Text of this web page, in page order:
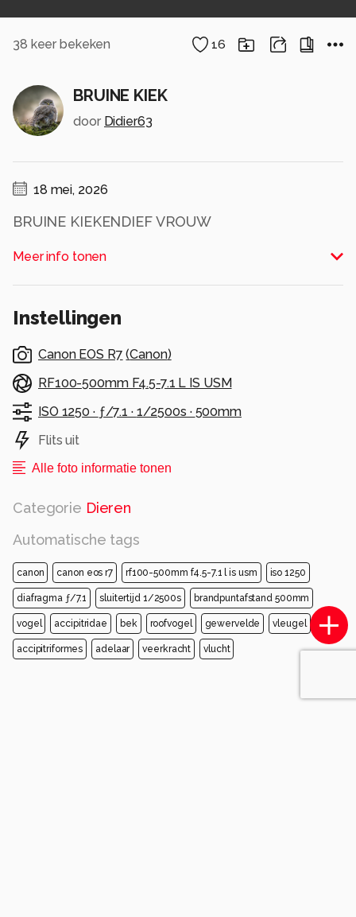
38 keer bekeken 16
BRUINE KIEK
door Didier63
18 mei, 2026
BRUINE KIEKENDIEF VROUW
Alle rechten voorbehouden
Meer info tonen
Instellingen
Canon EOS R7 (Canon)
RF100-500mm F4.5-7.1 L IS USM
ISO 1250 · ƒ/7.1 · 1/2500s · 500mm
Flits uit
Alle foto informatie tonen
Categorie Dieren
Automatische tags
canon canon eos r7 rf100-500mm f4.5-7.1 l is usm iso 1250
diafragma ƒ/7.1 sluitertijd 1/2500s brandpuntafstand 500mm
vogel accipitridae bek roofvogel gewervelde vleugel
accipitriformes adelaar veerkracht vlucht